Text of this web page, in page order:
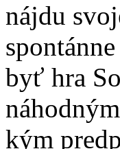
nájdu
byť hra
kým